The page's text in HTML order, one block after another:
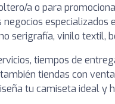
a o para
especializados
serigrafía, vinilo textil,
tiempos de
tiendas con
tu camiseta ideal y